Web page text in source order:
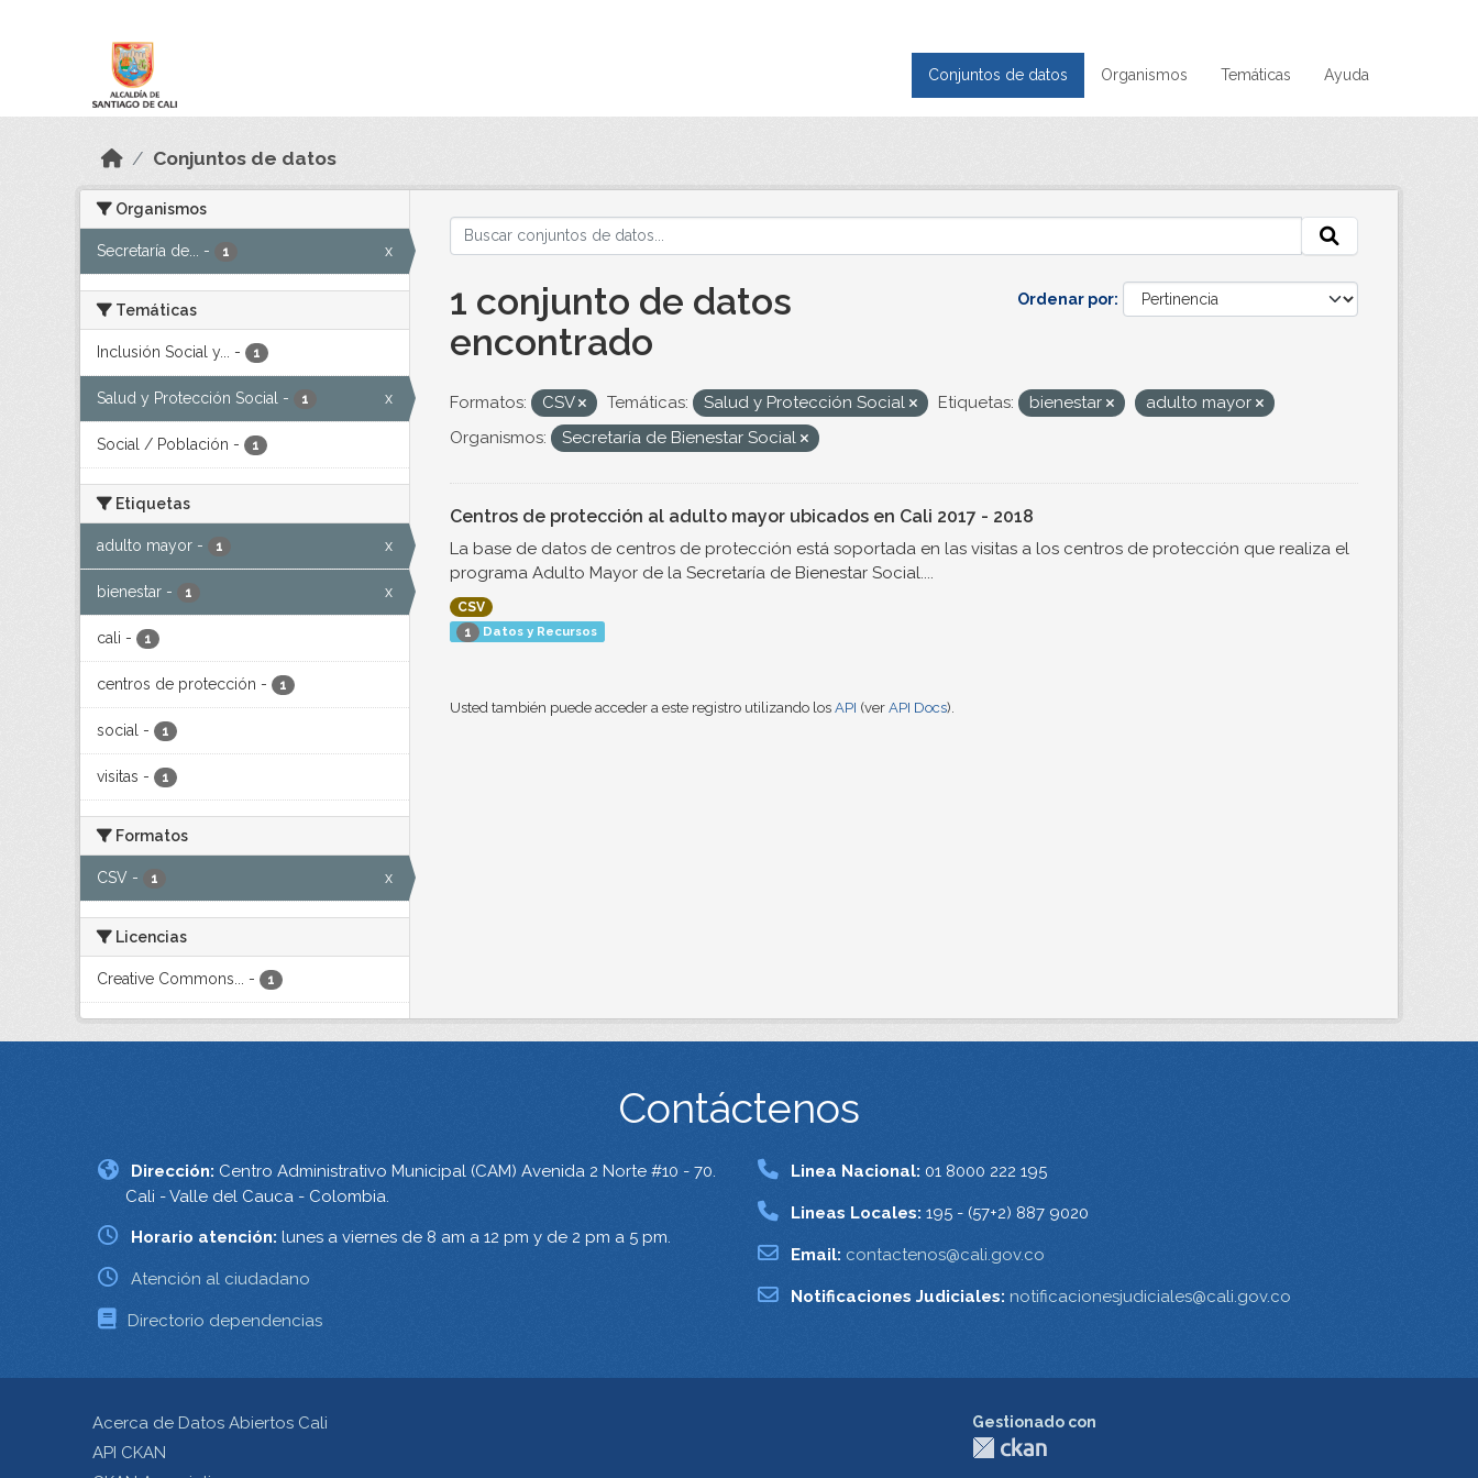
Conjuntos de datos Organismos Temáticas Ayuda
Conjuntos de datos
Organismos
Secretaría de... - 1 x
Temáticas
Inclusión Social y... - 1
Salud y Protección Social - 1 x
Social / Población - 1
Etiquetas
adulto mayor - 1 x
bienestar - 1 x
cali - 1
centros de protección - 1
social - 1
visitas - 1
Formatos
CSV - 1 x
Licencias
Creative Commons... - 1
Ordenar por
1 conjunto de datos
encontrado
Formatos: CSV Temáticas: Salud y Protección Social Etiquetas: bienestar
adulto mayor
Organismos:
Secretaría de Bienestar Social
Centros de protección al adulto mayor ubicados en Cali 2017 - 2018
La base de datos de centros de protección está soportada en las visitas a los centros de protección que realiza el
programa Adulto Mayor de la Secretaría de Bienestar Social....
CSV
1
Datos y Recursos
Usted también puede acceder a este registro utilizando los API (ver API Docs).
Contáctenos
Dirección: Centro Administrativo Municipal (CAM) Avenida 2 Norte #10 - 70.
Cali - Valle del Cauca - Colombia.
Horario atención: lunes a viernes de 8 am a 12 pm y de 2 pm a 5 pm.
Atención al ciudadano
Directorio dependencias
Linea Nacional: 01 8000 222 195
Lineas Locales: 195 - (57+2) 887 9020
Email: contactenos@cali.gov.co
Notificaciones Judiciales: notificacionesjudiciales@cali.gov.co
Acerca de Datos Abiertos Cali
API CKAN
Gestionado con